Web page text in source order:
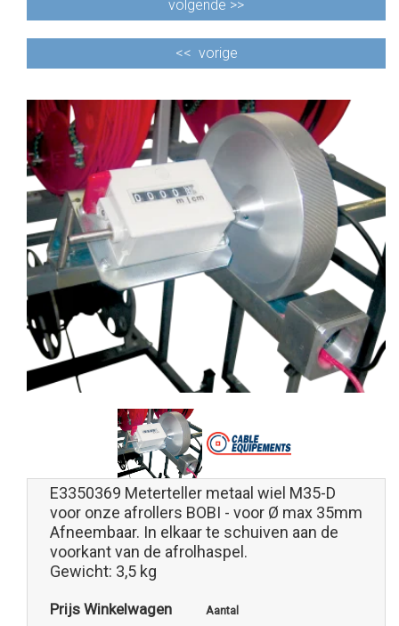
volgende >>
<< vorige
E3350369 Meterteller metaal wiel M35-D
voor onze afrollers BOBI - voor Ø max 35mm
Afneembaar. In elkaar te schuiven aan de
voorkant van de afrolhaspel.
Gewicht: 3,5 kg
Prijs Winkelwagen Aantal